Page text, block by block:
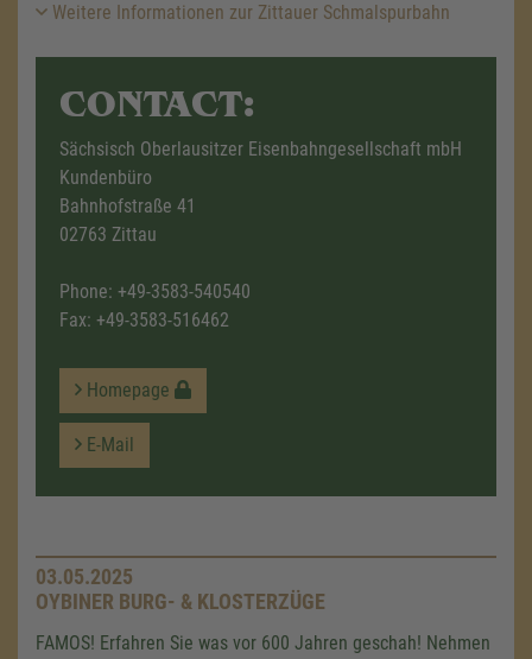
Weitere Informationen zur Zittauer Schmalspurbahn
CONTACT:
Sächsisch Oberlausitzer Eisenbahngesellschaft mbH
Kundenbüro
Bahnhofstraße 41
02763 Zittau
Phone: +49-3583-540540
Fax: +49-3583-516462
Homepage
E-Mail
03.05.2025
OYBINER BURG- & KLOSTERZÜGE
FAMOS! Erfahren Sie was vor 600 Jahren geschah! Nehmen